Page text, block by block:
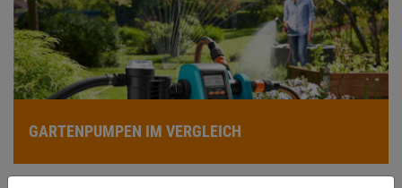
GARTENPUMPEN IM VERGLEICH